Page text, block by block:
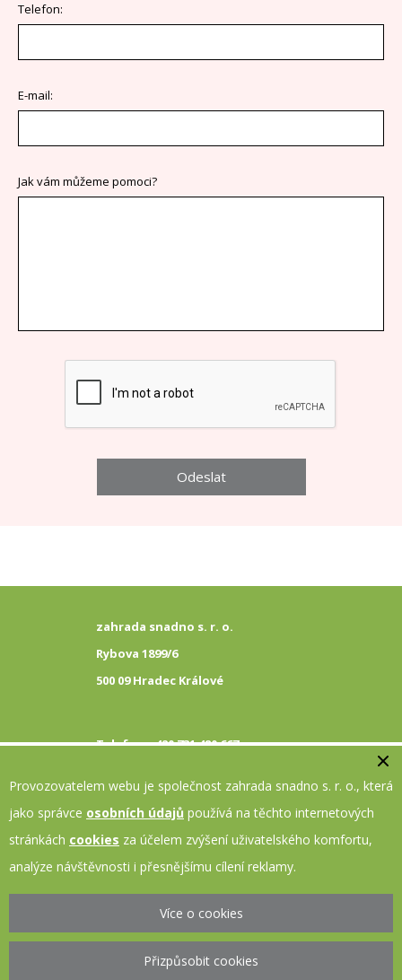
Telefon:
E-mail:
Jak vám můžeme pomoci?
Odeslat
zahrada snadno s. r. o.
Rybova 1899/6
500 09 Hradec Králové
Telefon:+420 731 480 667
Sociální sítě:
Přihlaste se k odběru Newsletteru
Byl realizován projekt č. 02867567 s názvem zahrada snadno s.r.o. - kreativní
voucher s cílem zlepšit on-line prezentaci financovaný Evropskou unií
Provozovatelem webu je společnost zahrada snadno s. r. o., která
jako správce osobních údajů používá na těchto internetových
stránkách cookies za účelem zvýšení uživatelského komfortu,
analýze návštěvnosti i přesnějšímu cílení reklamy.
Více o cookies
Přizpůsobit cookies